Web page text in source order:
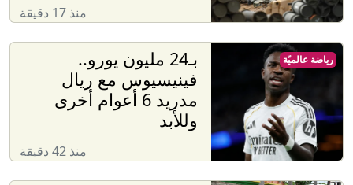
منذ 17 دقيقة
بـ24 مليون يورو..
فينيسيوس مع ريال
مدريد 6 أعوام أخرى
وللأبد
منذ 42 دقيقة
رياضة عالميّة